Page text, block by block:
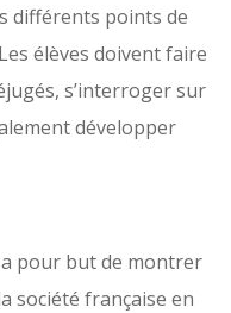
différents points de
élèves doivent faire
s’interroger sur
développer
a pour but de montrer
société française en